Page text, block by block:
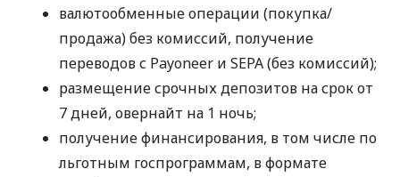
валютообменные операции (покупка/
продажа) без комиссий, получение
переводов с Payoneer и SEPA (без комиссий);
размещение срочных депозитов на срок от
7 дней, овернайт на 1 ночь;
получение финансирования, в том числе по
льготным госпрограммам, в формате